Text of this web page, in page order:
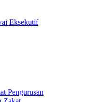
Eksekutif
Pengurusan